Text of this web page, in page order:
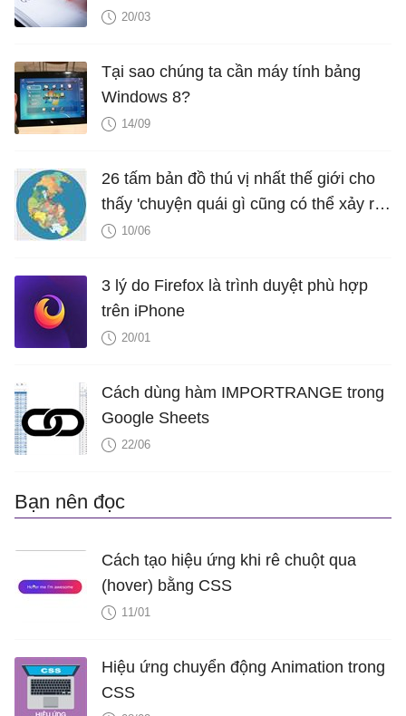
20/03
Tại sao chúng ta cần máy tính bảng
Windows 8?
14/09
26 tấm bản đồ thú vị nhất thế giới cho
thấy 'chuyện quái gì cũng có thể xảy ra
trên đời này'
10/06
3 lý do Firefox là trình duyệt phù hợp
trên iPhone
20/01
Cách dùng hàm IMPORTRANGE trong
Google Sheets
22/06
Bạn nên đọc
Cách tạo hiệu ứng khi rê chuột qua
(hover) bằng CSS
11/01
Hiệu ứng chuyển động Animation trong
CSS